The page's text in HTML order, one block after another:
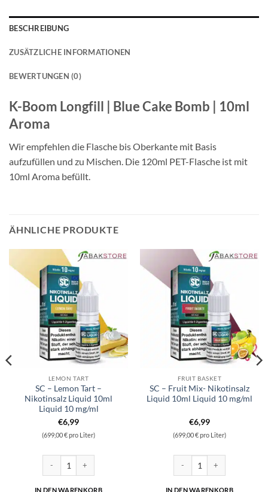
BESCHREIBUNG
ZUSÄTZLICHE INFORMATIONEN
BEWERTUNGEN (0)
K-Boom Longfill | Blue Cake Bomb | 10ml
Aroma
Wir empfehlen die Flasche bis Oberkante mit Basis
aufzufüllen und zu Mischen. Die 120ml PET-Flasche ist mit
10ml Aroma befüllt.
ÄHNLICHE PRODUKTE
LEMON TART
SC – Lemon Tart –
Nikotinsalz Liquid 10ml
Liquid 10 mg/ml
€6,99
(699,00 € pro Liter)
IN DEN WARENKORB
FRUIT BASKET
SC – Fruit Mix- Nikotinsalz
Liquid 10ml Liquid 10 mg/ml
€6,99
(699,00 € pro Liter)
IN DEN WARENKORB